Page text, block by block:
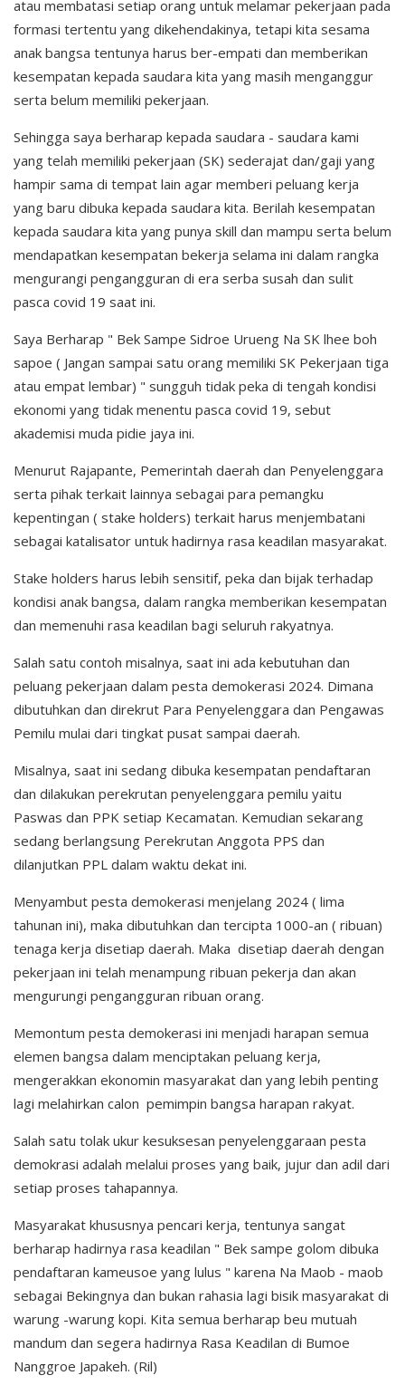
atau membatasi setiap orang untuk melamar pekerjaan pada
formasi tertentu yang dikehendakinya, tetapi kita sesama
anak bangsa tentunya harus ber-empati dan memberikan
kesempatan kepada saudara kita yang masih menganggur
serta belum memiliki pekerjaan.
Sehingga saya berharap kepada saudara - saudara kami
yang telah memiliki pekerjaan (SK) sederajat dan/gaji yang
hampir sama di tempat lain agar memberi peluang kerja
yang baru dibuka kepada saudara kita. Berilah kesempatan
kepada saudara kita yang punya skill dan mampu serta belum
mendapatkan kesempatan bekerja selama ini dalam rangka
mengurangi pengangguran di era serba susah dan sulit
pasca covid 19 saat ini.
Saya Berharap " Bek Sampe Sidroe Urueng Na SK lhee boh
sapoe ( Jangan sampai satu orang memiliki SK Pekerjaan tiga
atau empat lembar) " sungguh tidak peka di tengah kondisi
ekonomi yang tidak menentu pasca covid 19, sebut
akademisi muda pidie jaya ini.
Menurut Rajapante, Pemerintah daerah dan Penyelenggara
serta pihak terkait lainnya sebagai para pemangku
kepentingan ( stake holders) terkait harus menjembatani
sebagai katalisator untuk hadirnya rasa keadilan masyarakat.
Stake holders harus lebih sensitif, peka dan bijak terhadap
kondisi anak bangsa, dalam rangka memberikan kesempatan
dan memenuhi rasa keadilan bagi seluruh rakyatnya.
Salah satu contoh misalnya, saat ini ada kebutuhan dan
peluang pekerjaan dalam pesta demokerasi 2024. Dimana
dibutuhkan dan direkrut Para Penyelenggara dan Pengawas
Pemilu mulai dari tingkat pusat sampai daerah.
Misalnya, saat ini sedang dibuka kesempatan pendaftaran
dan dilakukan perekrutan penyelenggara pemilu yaitu
Paswas dan PPK setiap Kecamatan. Kemudian sekarang
sedang berlangsung Perekrutan Anggota PPS dan
dilanjutkan PPL dalam waktu dekat ini.
Menyambut pesta demokerasi menjelang 2024 ( lima
tahunan ini), maka dibutuhkan dan tercipta 1000-an ( ribuan)
tenaga kerja disetiap daerah. Maka disetiap daerah dengan
pekerjaan ini telah menampung ribuan pekerja dan akan
mengurungi pengangguran ribuan orang.
Memontum pesta demokerasi ini menjadi harapan semua
elemen bangsa dalam menciptakan peluang kerja,
mengerakkan ekonomin masyarakat dan yang lebih penting
lagi melahirkan calon pemimpin bangsa harapan rakyat.
Salah satu tolak ukur kesuksesan penyelenggaraan pesta
demokrasi adalah melalui proses yang baik, jujur dan adil dari
setiap proses tahapannya.
Masyarakat khususnya pencari kerja, tentunya sangat
berharap hadirnya rasa keadilan " Bek sampe golom dibuka
pendaftaran kameusoe yang lulus " karena Na Maob - maob
sebagai Bekingnya dan bukan rahasia lagi bisik masyarakat di
warung -warung kopi. Kita semua berharap beu mutuah
mandum dan segera hadirnya Rasa Keadilan di Bumoe
Nanggroe Japakeh. (Ril)